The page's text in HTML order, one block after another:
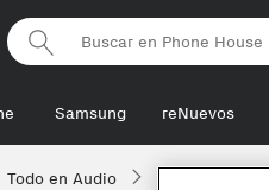
Samsung reNuevos
Todo en Audio